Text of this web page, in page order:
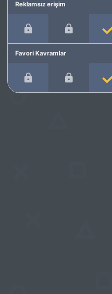
Reklamsız erişim
Favori Kavramlar